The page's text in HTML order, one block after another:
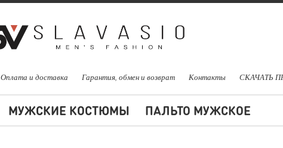
Оплата и доставка Гарантия, обмен и возврат Контакты СКАЧАТЬ
МУЖСКИЕ КОСТЮМЫ ПАЛЬТО МУЖСКОЕ